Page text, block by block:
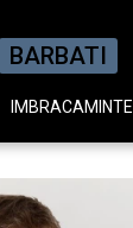
BARBATI
IMBRACAMINTE